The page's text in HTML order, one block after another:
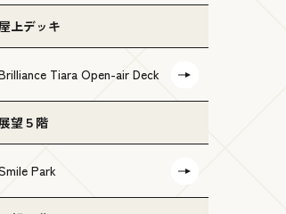
上デッキ
Tiara Open-air Deck
望５階
Park